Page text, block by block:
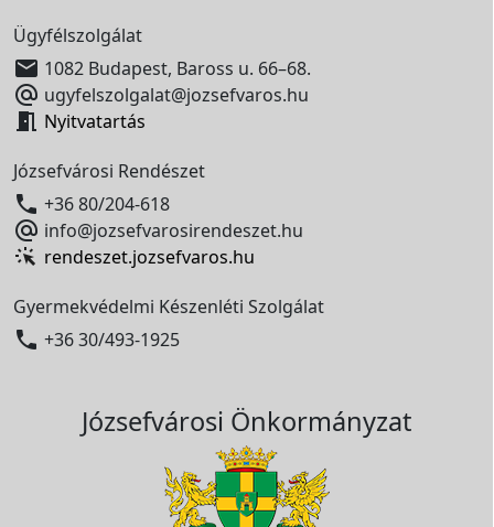
Ügyfélszolgálat
 1082 Budapest, Baross u. 66–68.
 ugyfelszolgalat@jozsefvaros.hu
 Nyitvatartás
Józsefvárosi Rendészet
 +36 80/204-618
 info@jozsefvarosirendeszet.hu
rendeszet.jozsefvaros.hu
Gyermekvédelmi Készenléti Szolgálat
 +36 30/493-1925
Józsefvárosi Önkormányzat